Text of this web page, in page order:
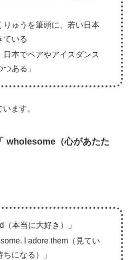
りゅうを筆頭に、若い日本
ている
日本でペアやアイスダンス
ある」
ます。
wholesome（心があたた
（本当に大好き）」
I adore them（見てい
になる）」